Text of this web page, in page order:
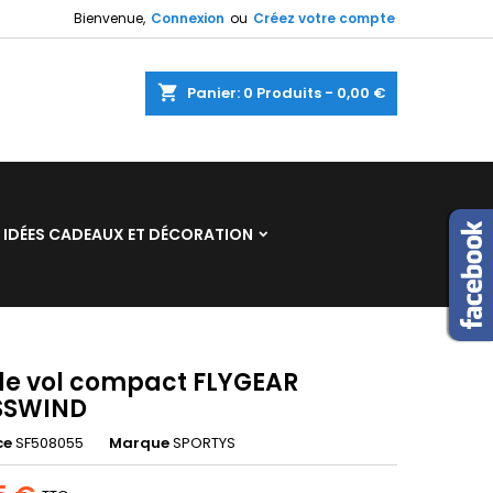
Bienvenue, Connexion ou Créez votre compte
shopping_cart Panier: 0 Produits - 0,00 €
IDÉES CADEAUX ET DÉCORATION
vol compact FLYGEAR
SF508055 MarqueSPORTYS